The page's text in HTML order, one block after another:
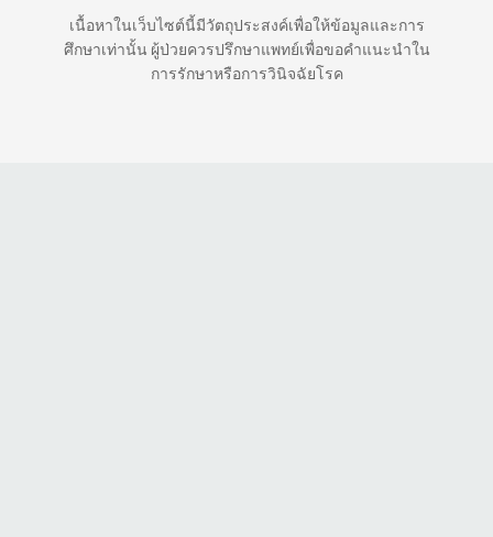
เนื้อหาในเว็บไซต์นี้มีวัตถุประสงค์เพื่อให้ข้อมูลและการ
ศึกษาเท่านั้น ผู้ป่วยควรปรึกษาแพทย์เพื่อขอคำแนะนำใน
การรักษาหรือการวินิจฉัยโรค